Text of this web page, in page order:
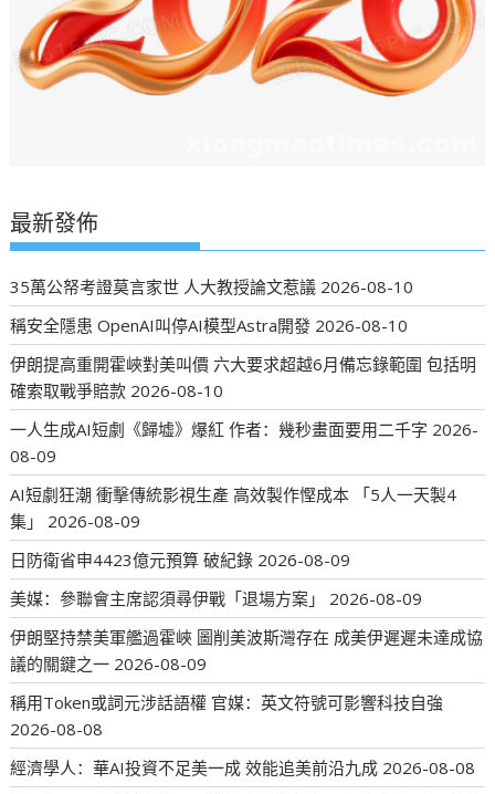
最新發佈
35萬公帑考證莫言家世 人大教授論文惹議 2026-08-10
稱安全隱患 OpenAI叫停AI模型Astra開發 2026-08-10
伊朗提高重開霍峽對美叫價 六大要求超越6月備忘錄範圍 包括明
確索取戰爭賠款 2026-08-10
一人生成AI短劇《歸墟》爆紅 作者：幾秒畫面要用二千字 2026-
08-09
AI短劇狂潮 衝擊傳統影視生產 高效製作慳成本 「5人一天製4
集」
2026-08-09
日防衛省申4423億元預算 破紀錄 2026-08-09
美媒：參聯會主席認須尋伊戰「退場方案」
2026-08-09
伊朗堅持禁美軍艦過霍峽 圖削美波斯灣存在 成美伊遲遲未達成協
議的關鍵之一 2026-08-09
稱用Token或詞元涉話語權 官媒：英文符號可影響科技自強
2026-08-08
經濟學人：華AI投資不足美一成 效能追美前沿九成 2026-08-08